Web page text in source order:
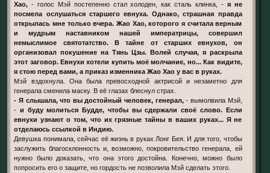
Хао, - голос Мэй постепенно стал холоден, как сталь клинка, - я не
посмела ослушаться старшего евнуха. Однако, страшная правда
открылась мне только вчера. Жао Хао, которого я считала верным
и мудрым наставником нашей императрицы, совершил
немыслимое святотатство. В тайне от старших евнухов, он
организовал покушение на Тянь Цзы. Волей случая, я раскрыла
этот заговор. Евнухи хотели купить моё молчание, но... Как видите,
я стою перед вами, а приказ изменника Жао Хао у вас в руках.
Мэй вздохнула. Она была превосходной актрисой и незаметно для
генерала сменила маску. В её глазах блеснул страх.
- Я слышала, что вы достойный человек, генерал,- вымолвила Мэй,
-и буду молиться Будде, чтобы вы сдержали своё слово. Если
евнухи узнают о том, что их грязные тайны в ваших руках... Я не
отделаюсь ссылкой в Индию.
Девушка понимала, сейчас её жизнь в руках Лонг Бея. И для того, чтобы
заслужить благосклонность и, возможно, покровительство генерала, ей
нужно было доказать, что она этого достойна. Конечно, можно было
попросить его о защите, но гордость не позволила Мэй сделать этого.